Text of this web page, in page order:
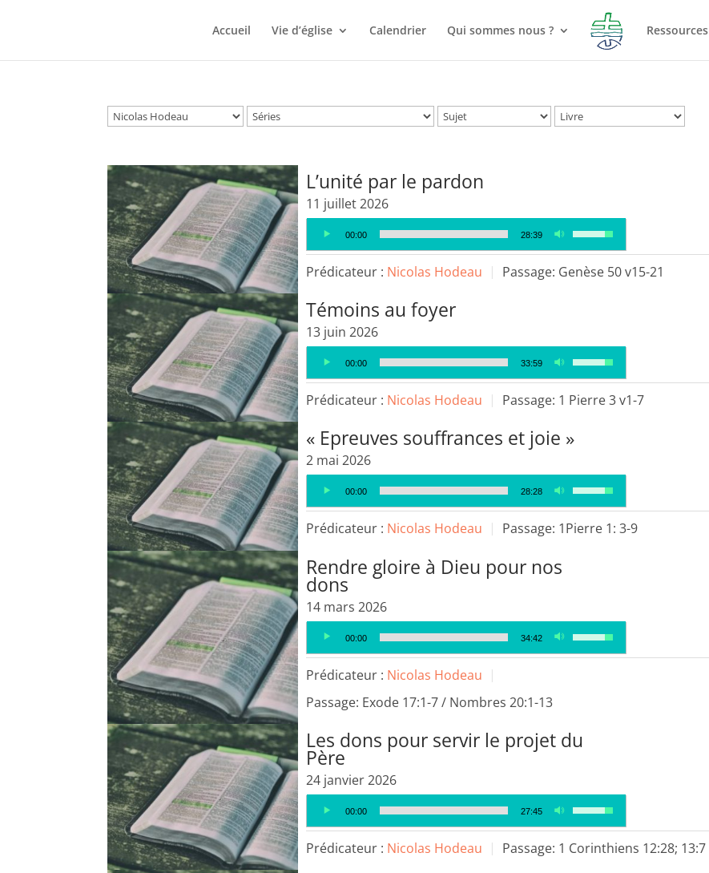
Accueil Vie d’église Calendrier Qui sommes nous ? Ressources
L’unité par le pardon
11 juillet 2026
Lecteur
audio
00:00 28:39
les
flèches
ou
diminuer
le
volume.
Prédicateur : Nicolas Hodeau Passage: Genèse 50 v15-21
Témoins au foyer
13 juin 2026
Lecteur
audio
00:00 33:59
les
flèches
pour
ou
diminuer
le
volume.
Prédicateur : Nicolas Hodeau Passage: 1 Pierre 3 v1-7
« Epreuves souffrances et joie »
2 mai 2026
Lecteur
audio
00:00 28:28
Utilisez
les
flèches
diminuer
le
Prédicateur : Nicolas Hodeau Passage: 1Pierre 1: 3-9
Rendre gloire à Dieu pour nos
dons
14 mars 2026
Lecteur
audio
00:00 34:42
les
ou
volume.
Prédicateur : Nicolas Hodeau
Passage: Exode 17:1-7 / Nombres 20:1-13
Les dons pour servir le projet du
Père
24 janvier 2026
Lecteur
audio
00:00 27:45
les
flèches
Prédicateur : Nicolas Hodeau Passage: 1 Corinthiens 12:28; 13:7